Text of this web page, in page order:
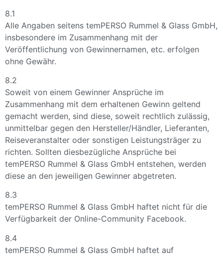
8.1
Alle Angaben seitens temPERSO Rummel & Glass GmbH,
insbesondere im Zusammenhang mit der
Veröffentlichung von Gewinnernamen, etc. erfolgen
ohne Gewähr.
8.2
Soweit von einem Gewinner Ansprüche im
Zusammenhang mit dem erhaltenen Gewinn geltend
gemacht werden, sind diese, soweit rechtlich zulässig,
unmittelbar gegen den Hersteller/Händler, Lieferanten,
Reiseveranstalter oder sonstigen Leistungsträger zu
richten. Sollten diesbezügliche Ansprüche bei
temPERSO Rummel & Glass GmbH entstehen, werden
diese an den jeweiligen Gewinner abgetreten.
8.3
temPERSO Rummel & Glass GmbH haftet nicht für die
Verfügbarkeit der Online-Community Facebook.
8.4
temPERSO Rummel & Glass GmbH haftet auf